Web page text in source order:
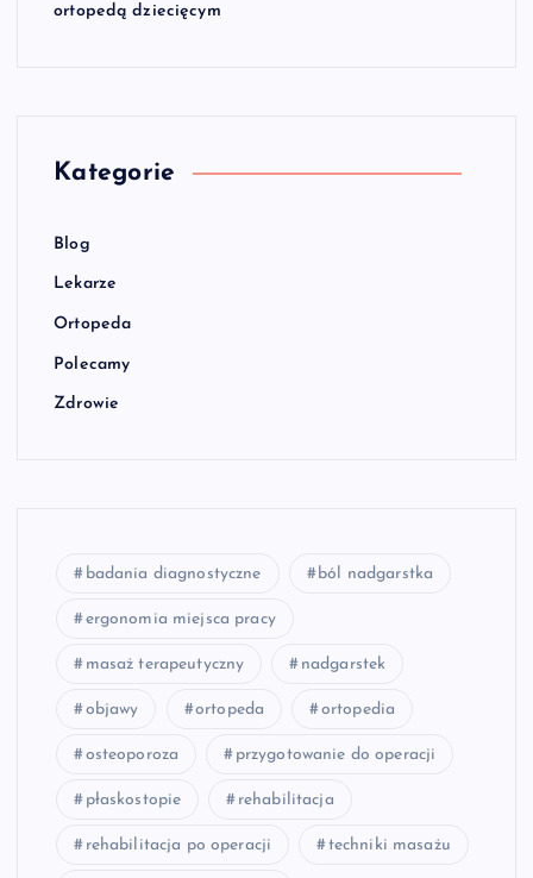
ortopedą dziecięcym
Kategorie
Blog
Lekarze
Ortopeda
Polecamy
Zdrowie
badania diagnostyczne ból nadgarstka
ergonomia miejsca pracy
masaż terapeutyczny nadgarstek
objawy ortopeda ortopedia
osteoporoza przygotowanie do operacji
płaskostopie rehabilitacja
rehabilitacja po operacji techniki masażu